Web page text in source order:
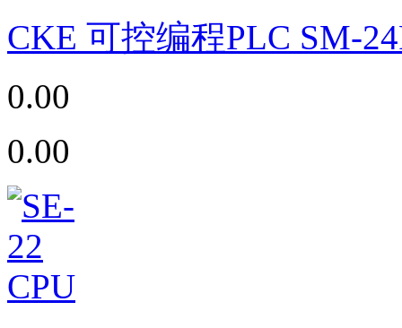
CKE 可控编程PLC SM-
0.00
0.00